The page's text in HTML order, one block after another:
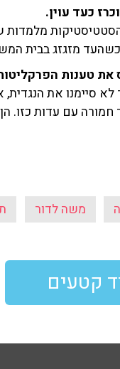
כעד עוין.
כשהעד מזגזג בבית
את טענות
סיימנו את
חמורה עם עדות כזו.
משה לדור
קטעים